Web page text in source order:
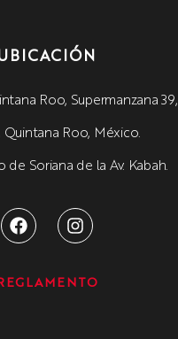
Roo, Supermanzana 39,
Quintana Roo, México.
de Soriana de la Av. Kabah.